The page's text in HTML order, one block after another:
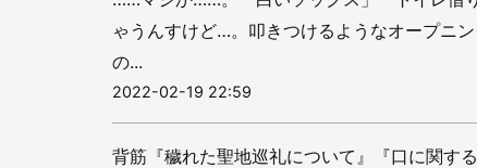
ゃうんすけど…。叩きつけるようなオープニ
の...
2022-02-19 22:59
背筋『穢れた聖地巡礼について』『口に関す